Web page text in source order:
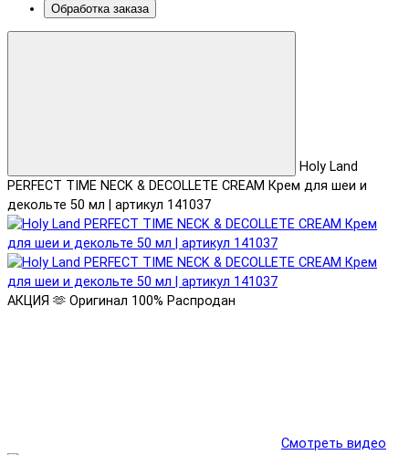
Обработка заказа
Holy Land
PERFECT TIME NECK & DECOLLETE CREAM Крем для шеи и
декольте 50 мл | артикул 141037
АКЦИЯ 🫶 Оригинал 100% Распродан
Смотреть видео